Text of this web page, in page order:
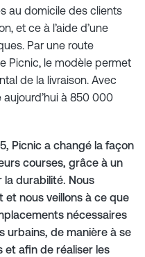
au domicile des clients
et ce à l’aide d’une
Par une route
Picnic, le modèle permet
de la livraison. Avec
à 850 000
Picnic a changé la façon
courses, grâce à un
durabilité. Nous
nous veillons à ce que
nécessaires
de manière à se
afin de réaliser les